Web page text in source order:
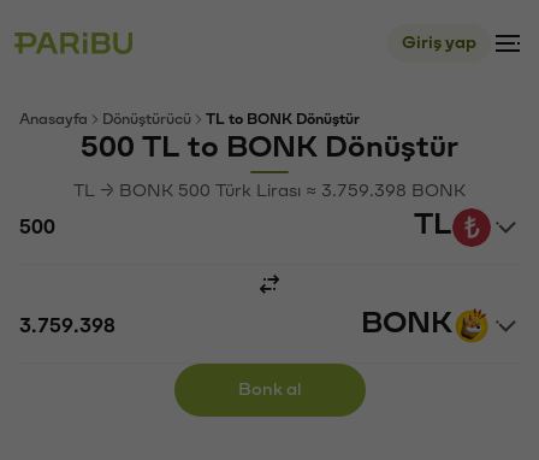
Giriş yap
Anasayfa Dönüştürücü TL to BONK Dönüştür
500 TL to BONK Dönüştür
TL → BONK 500 Türk Lirası ≈ 3.759.398 BONK
TL
BONK
Bonk al